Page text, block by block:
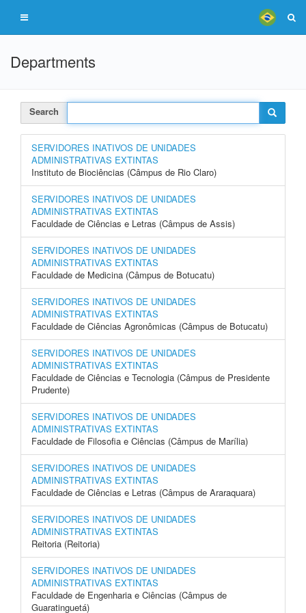
Departments
Search
SERVIDORES INATIVOS DE UNIDADES
ADMINISTRATIVAS EXTINTAS
Instituto de Biociências (Câmpus de Rio Claro)
SERVIDORES INATIVOS DE UNIDADES
ADMINISTRATIVAS EXTINTAS
Faculdade de Ciências e Letras (Câmpus de Assis)
SERVIDORES INATIVOS DE UNIDADES
ADMINISTRATIVAS EXTINTAS
Faculdade de Medicina (Câmpus de Botucatu)
SERVIDORES INATIVOS DE UNIDADES
ADMINISTRATIVAS EXTINTAS
Faculdade de Ciências Agronômicas (Câmpus de Botucatu)
SERVIDORES INATIVOS DE UNIDADES
ADMINISTRATIVAS EXTINTAS
Faculdade de Ciências e Tecnologia (Câmpus de Presidente
Prudente)
SERVIDORES INATIVOS DE UNIDADES
ADMINISTRATIVAS EXTINTAS
Faculdade de Filosofia e Ciências (Câmpus de Marília)
SERVIDORES INATIVOS DE UNIDADES
ADMINISTRATIVAS EXTINTAS
Faculdade de Ciências e Letras (Câmpus de Araraquara)
SERVIDORES INATIVOS DE UNIDADES
ADMINISTRATIVAS EXTINTAS
Reitoria (Reitoria)
SERVIDORES INATIVOS DE UNIDADES
ADMINISTRATIVAS EXTINTAS
Faculdade de Engenharia e Ciências (Câmpus de
Guaratinguetá)